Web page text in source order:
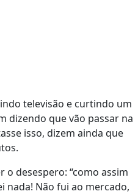
televisão e curtindo um
dizendo que vão passar na
isso, dizem ainda que
desespero: “como assim
nada! Não fui ao mercado,